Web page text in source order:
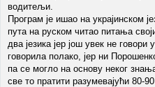
водитељи.
Програм је ишао на украјинском
пута на руском читао питања
два језика јер још увек не говори
говорила полако, јер ни
па се могло на основу неког
све то пратити разумевајући 80-